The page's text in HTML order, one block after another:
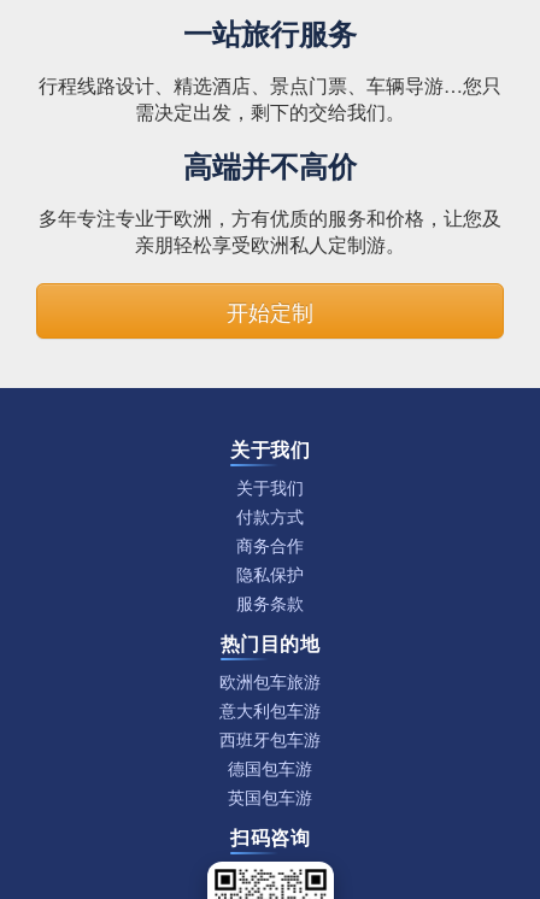
一站旅行服务
行程线路设计、精选酒店、景点门票、车辆导游…您只
需决定出发，剩下的交给我们。
高端并不高价
多年专注专业于欧洲，方有优质的服务和价格，让您及
亲朋轻松享受欧洲私人定制游。
开始定制
关于我们
关于我们
付款方式
商务合作
隐私保护
服务条款
热门目的地
欧洲包车旅游
意大利包车游
西班牙包车游
德国包车游
英国包车游
扫码咨询